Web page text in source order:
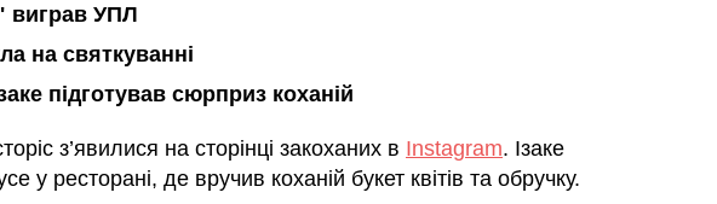
виграв УПЛ
на святкуванні
підготував сюрприз коханій
з’явилися на сторінці закоханих в Instagram. Ізаке
у ресторані, де вручив коханій букет квітів та обручку.